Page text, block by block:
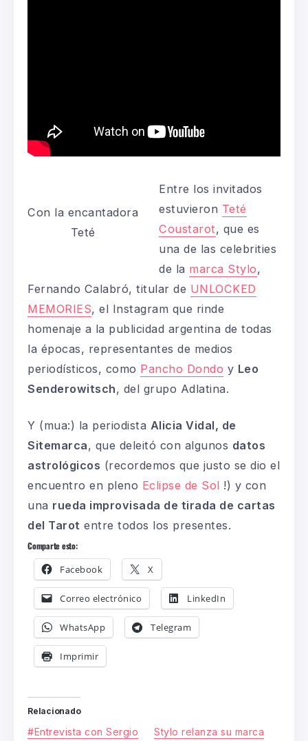
Con la encantadora
Teté
Entre los invitados
estuvieron Teté
Coustarot, que es
una de las celebrities
de la marca Stylo,
Fernando Calabró, titular de UNLOCKED
MEMORIES, el Instagram que rinde
homenaje a la publicidad argentina de todas
la épocas, representantes de medios
periodísticos, como Pancho Dondo y Leo
Senderowitsch, del grupo Adlatina.
Y (mua:) la periodista Alicia Vidal, de
Sitemarca, que deleitó con algunos datos
astrológicos (recordemos que justo se dio el
encuentro en pleno Eclipse de Sol !) y con
una rueda improvisada de tirada de cartas
del Tarot entre todos los presentes.
Comparte esto:
Facebook X
Correo electrónico LinkedIn
WhatsApp Telegram
Imprimir
Relacionado
#Entrevista con Sergio
Stylo relanza su marca